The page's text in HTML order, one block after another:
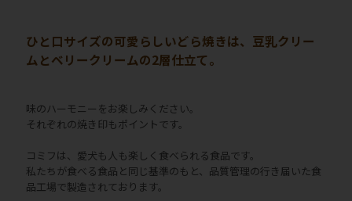
ひと口サイズの可愛らしいどら焼きは、豆乳クリー
ムとベリークリームの2層仕立て。
味のハーモニーをお楽しみください。
それぞれの焼き印もポイントです。
コミフは、愛犬も人も楽しく食べられる食品です。
私たちが食べる食品と同じ基準のもと、品質管理の行き届いた食
品工場で製造されております。